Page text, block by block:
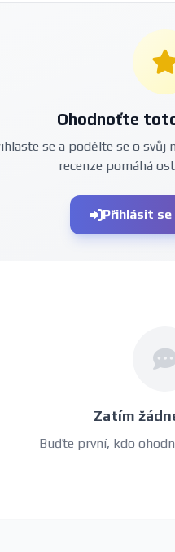
Ohodnoťte
se a podělte se o svůj
recenze pomáhá
Přihlásit
Zatím
Buďte první, kdo